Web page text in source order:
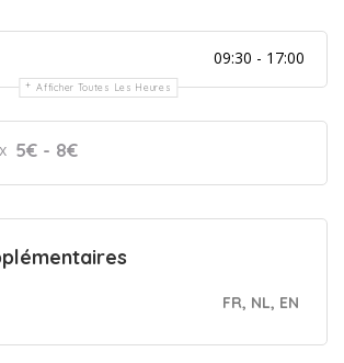
09:30 - 17:00
Afficher Toutes Les Heures
5€ - 8€
FR, NL, EN